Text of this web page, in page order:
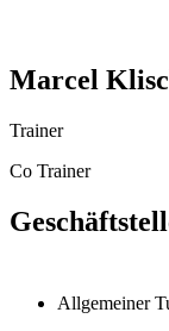
Marcel
Trainer
Co Trainer
Allgemeiner